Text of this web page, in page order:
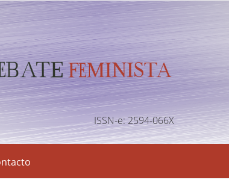
ISSN-e: 2594-066X